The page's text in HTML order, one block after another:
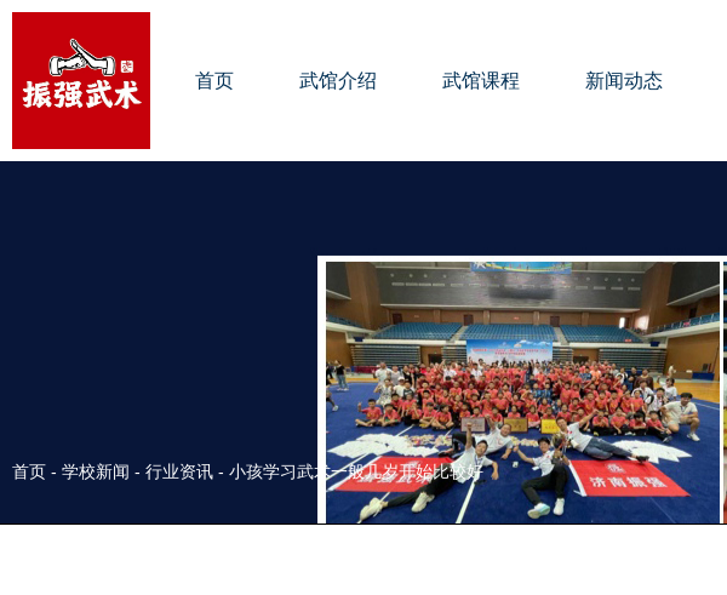
首页 武馆介绍 武馆课程 新闻动态
首页 - 学校新闻 - 行业资讯 - 小孩学习武术一般几岁开始比较好